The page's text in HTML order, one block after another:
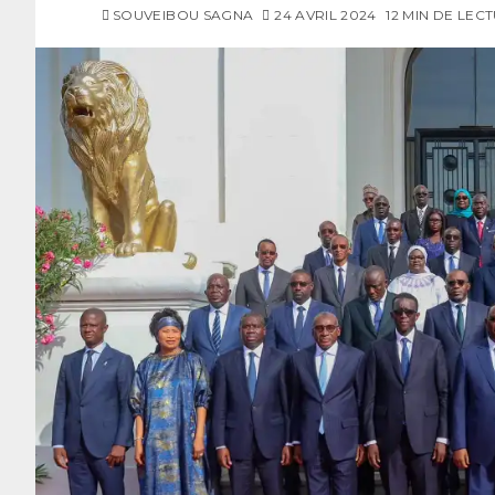
SOUVEIBOU SAGNA 24 AVRIL 2024 12 MIN DE